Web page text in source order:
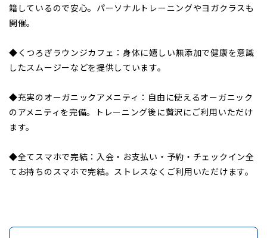
籍しているので安心。パーソナルトレーニングやヨガクラスも
開催。
◆くつろぎラウンジカフェ：身体に嬉しい無添加で健康を意識
したスムージーなどを提供しています。
◆充実のオーガニックアメニティ：自由に使えるオーガニック
のアメニティを完備。トレーニング後に贅沢にご利用いただけ
ます。
◆全てスマホで完結：入会・お支払い・予約・チェックイン全
てお持ちのスマホで完結。ストレスなくご利用いただけます。